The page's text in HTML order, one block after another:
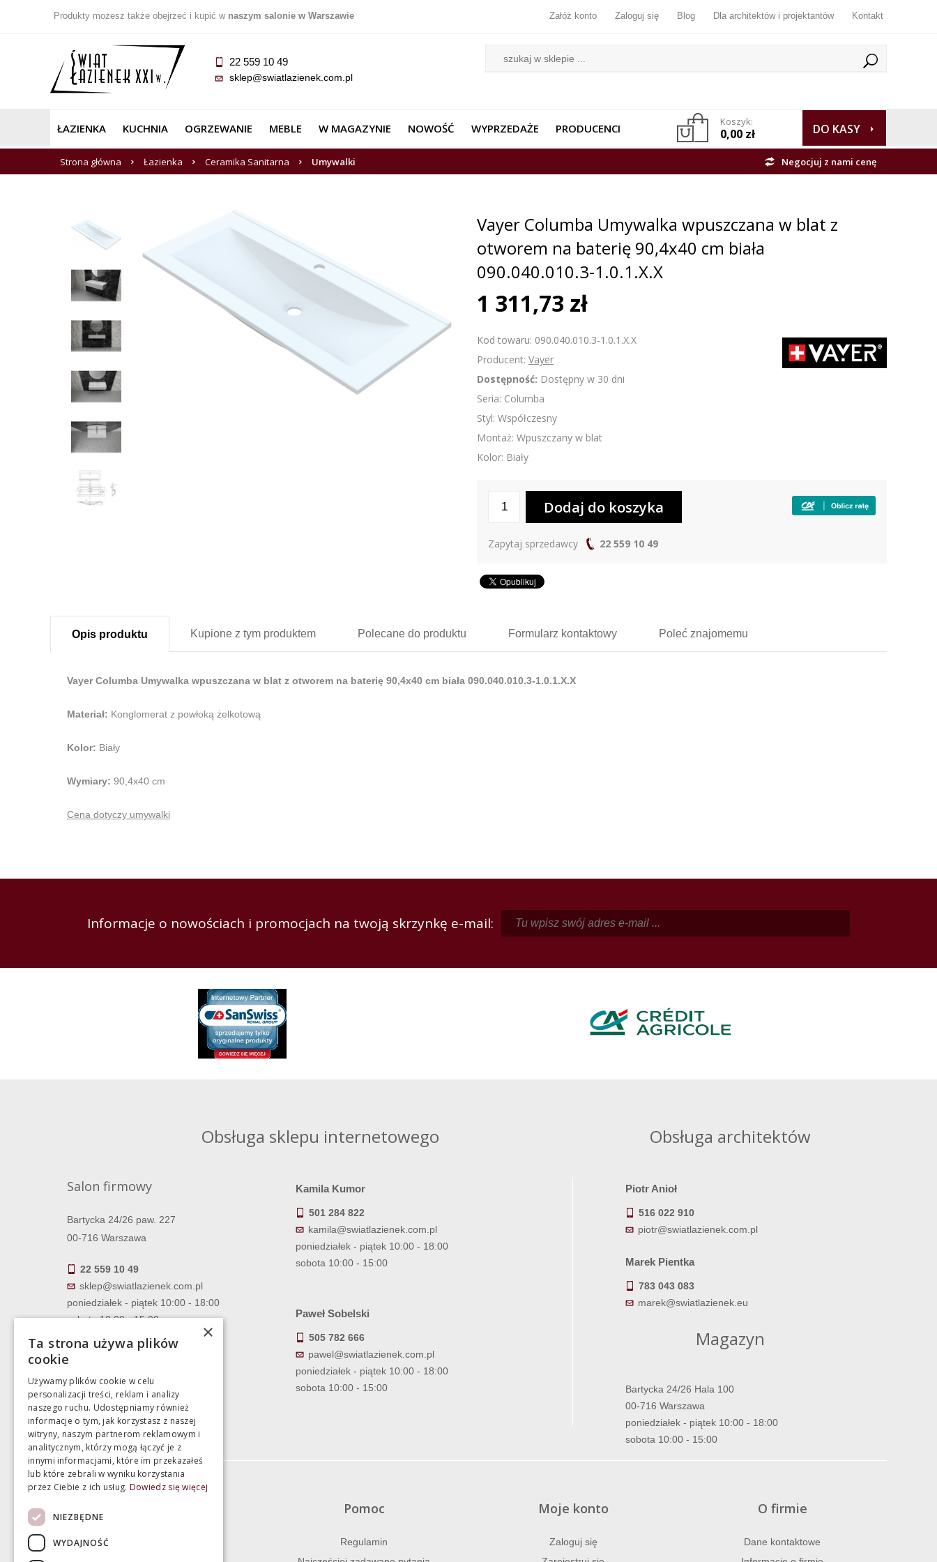
Produkty możesz także obejrzeć i kupić w naszym salonie w Warszawie Załóż konto Zaloguj się Blog Dla architektów i projektantów Kontakt
22 559 10 49
sklep@swiatlazienek.com.pl
ŁAZIENKA KUCHNIA OGRZEWANIE MEBLE W MAGAZYNIE NOWOŚĆ WYPRZEDAŻE PRODUCENCI Koszyk:
0,00 zł DO KASY
Strona główna Łazienka Ceramika Sanitarna Umywalki Negocjuj z nami cenę
Vayer Columba Umywalka wpuszczana w blat z
otworem na baterię 90,4x40 cm biała
090.040.010.3-1.0.1.X.X
1 311,73 zł
Kod towaru: 090.040.010.3-1.0.1.X.X
Producent: Vayer
Dostępność: Dostępny w 30 dni
Seria: Columba
Styl: Współczesny
Montaż: Wpuszczany w blat
Kolor: Biały
Zapytaj sprzedawcy 22 559 10 49
Opis produktu Kupione z tym produktem Polecane do produktu Formularz kontaktowy Poleć znajomemu
Vayer Columba Umywalka wpuszczana w blat z otworem na baterię 90,4x40 cm biała 090.040.010.3-1.0.1.X.X
Materiał: Konglomerat z powłoką żelkotową
Kolor: Biały
Wymiary: 90,4x40 cm
Cena dotyczy umywalki
Informacje o nowościach i promocjach na twoją skrzynkę e-mail:
Obsługa sklepu internetowego
Salon firmowy
Bartycka 24/26 paw. 227
00-716 Warszawa
22 559 10 49
sklep@swiatlazienek.com.pl
poniedziałek - piątek 10:00 - 18:00
sobota 10:00 - 15:00
Kamila Kumor
501 284 822
kamila@swiatlazienek.com.pl
poniedziałek - piątek 10:00 - 18:00
sobota 10:00 - 15:00
Paweł Sobelski
505 782 666
pawel@swiatlazienek.com.pl
poniedziałek - piątek 10:00 - 18:00
sobota 10:00 - 15:00
Obsługa architektów
Piotr Anioł
516 022 910
piotr@swiatlazienek.com.pl
Marek Pientka
783 043 083
marek@swiatlazienek.eu
Magazyn
Bartycka 24/26 Hala 100
00-716 Warszawa
poniedziałek - piątek 10:00 - 18:00
sobota 10:00 - 15:00
Termin realizacji zamówienia
Pomoc
Regulamin
Moje konto
Zaloguj się
O firmie
Dane kontaktowe
×
Ta strona używa plików
cookie
Używamy plików cookie w celu
personalizacji treści, reklam i analizy
naszego ruchu. Udostępniamy również
informacje o tym, jak korzystasz z naszej
witryny, naszym partnerom reklamowym i
analitycznym, którzy mogą łączyć je z
innymi informacjami, które im przekazałeś
lub które zebrali w wyniku korzystania
przez Ciebie z ich usług. Dowiedz się więcej
NIEZBĘDNE
WYDAJNOŚĆ